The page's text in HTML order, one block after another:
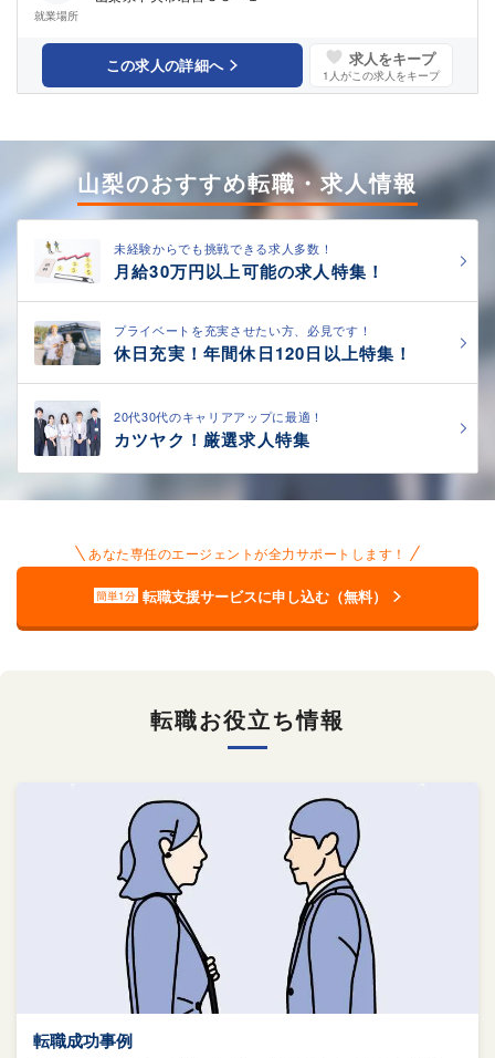
就業場所
この求人の詳細へ 求人をキープ
1 人がこの求人をキープ
山梨のおすすめ転職・求人情報
未経験からでも挑戦できる求人多数！
月給30万円以上可能の求人特集！
プライベートを充実させたい方、必見です！
休日充実！年間休日120日以上特集！
20代30代のキャリアアップに最適！
カツヤク！厳選求人特集
あなた専任のエージェントが全力サポートします！
簡単1分 転職支援サービスに申し込む（無料）
転職お役立ち情報
転職成功事例